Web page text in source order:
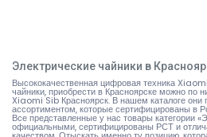
Электрические чайники в
Высококачественная цифровая техника
чайники, приобрести в Красноярске можно по
Xiaomi Sib Красноярск. В нашем каталоге они
ассортиментом, которые сертифицированы в
Все представленные у нас товары категории
официальными, сертифицированы РСТ и